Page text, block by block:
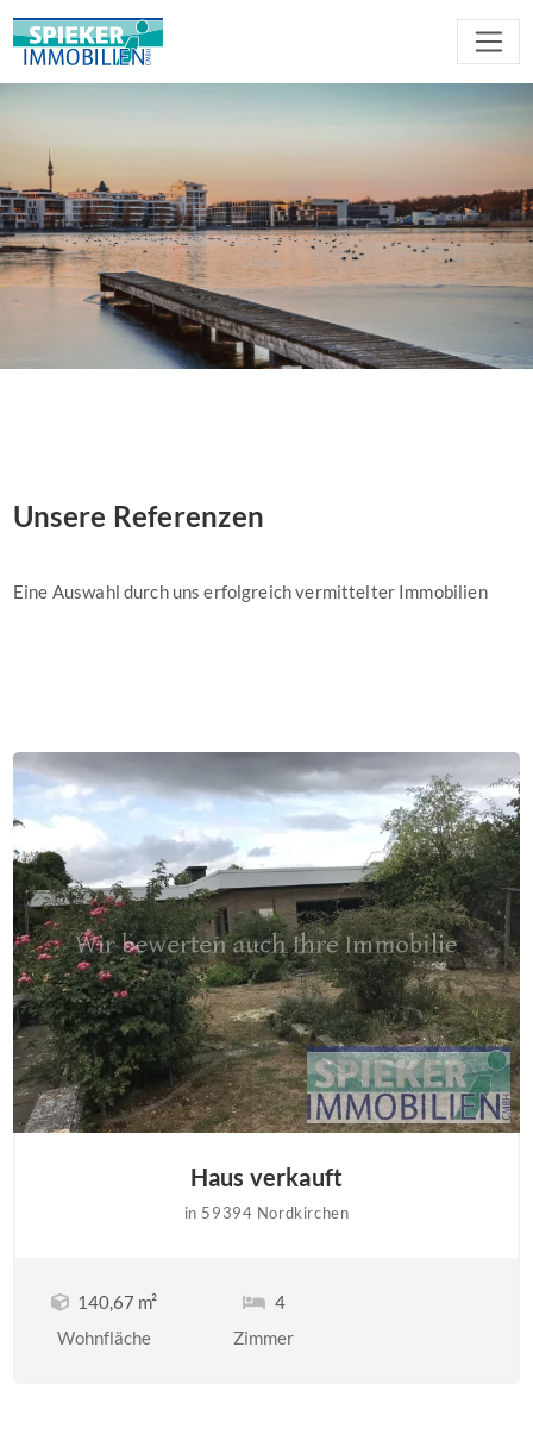
Unsere Referenzen
Eine Auswahl durch uns erfolgreich vermittelter Immobilien
Haus verkauft
in 59394 Nordkirchen
140,67 m²
Wohnfläche
4
Zimmer